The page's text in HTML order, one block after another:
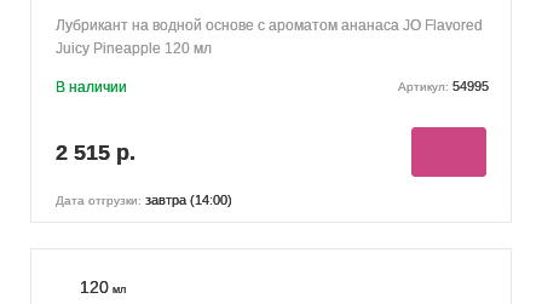
Лубрикант на водной основе с ароматом ананаса JO Flavored
Juicy Pineapple 120 мл
В наличии Артикул: 54995
2 515 р.
Дата отгрузки: завтра (14:00)
120 мл